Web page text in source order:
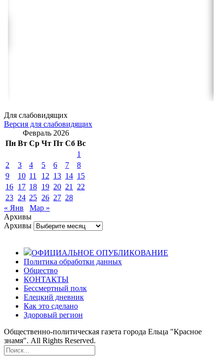
Для слабовидящих
Версия для слабовидящих
Февраль 2026
Пн Вт Ср Чт Пт Сб Вс
1
2
3 4 5 6 7
8
9
10 11 12 13 14 15
16 17 18 19 20 21
22
23 24 25 26 27 28
« Янв
Мар »
Архивы
Архивы
ОФИЦИАЛЬНОЕ ОПУБЛИКОВАНИЕ
Политика обработки данных
Общество
КОНТАКТЫ
Бессмертный полк
Елецкий дневник
Как это сделано
Здоровый регион
Общественно-политическая газета города Ельца "Красное
знамя". All Rights Reserved.